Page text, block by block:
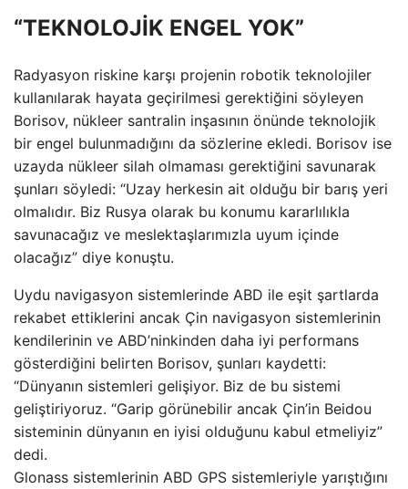
“TEKNOLOJİK ENGEL YOK”
Radyasyon riskine karşı projenin robotik teknolojiler
kullanılarak hayata geçirilmesi gerektiğini söyleyen
Borisov, nükleer santralin inşasının önünde teknolojik
bir engel bulunmadığını da sözlerine ekledi. Borisov ise
uzayda nükleer silah olmaması gerektiğini savunarak
şunları söyledi: “Uzay herkesin ait olduğu bir barış yeri
olmalıdır. Biz Rusya olarak bu konumu kararlılıkla
savunacağız ve meslektaşlarımızla uyum içinde
olacağız” diye konuştu.
Uydu navigasyon sistemlerinde ABD ile eşit şartlarda
rekabet ettiklerini ancak Çin navigasyon sistemlerinin
kendilerinin ve ABD’ninkinden daha iyi performans
gösterdiğini belirten Borisov, şunları kaydetti:
“Dünyanın sistemleri gelişiyor. Biz de bu sistemi
geliştiriyoruz. “Garip görünebilir ancak Çin’in Beidou
sisteminin dünyanın en iyisi olduğunu kabul etmeliyiz”
dedi.
Glonass sistemlerinin ABD GPS sistemleriyle yarıştığını